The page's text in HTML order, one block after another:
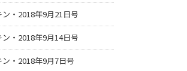
ン・2018年9月21日号
ン・2018年9月14日号
ン・2018年9月7日号